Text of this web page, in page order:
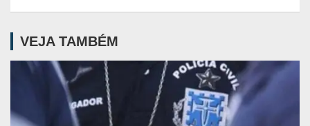
VEJA TAMBÉM